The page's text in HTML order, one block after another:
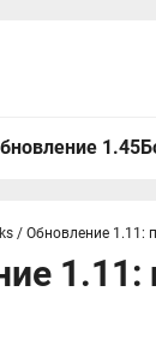
1.45
/ Обновление 1.11:
1.11: